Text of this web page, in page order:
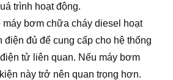
trình hoạt động.
bơm chữa cháy diesel hoạt
điện đủ để cung cấp cho hệ thống
tử liên quan. Nếu máy bơm
này trở nên quan trọng hơn.